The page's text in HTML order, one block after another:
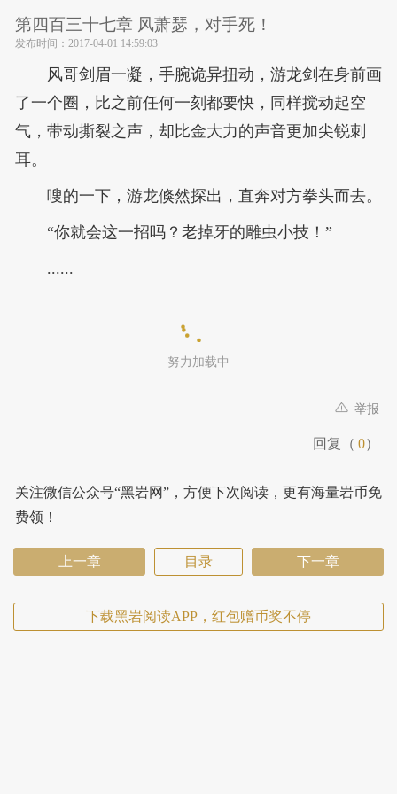
第四百三十七章 风萧瑟，对手死！
发布时间： 2017-04-01 14:59:03
风哥剑眉一凝，手腕诡异扭动，游龙剑在身前画
了一个圈，比之前任何一刻都要快，同样搅动起空
气，带动撕裂之声，却比金大力的声音更加尖锐刺
耳。
嗖的一下，游龙倏然探出，直奔对方拳头而去。
“你就会这一招吗？老掉牙的雕虫小技！”
......
努力加载中
举报
回复（ 0）
关注微信公众号“黑岩网”，方便下次阅读，更有海量岩币免
费领！
上一章 目录 下一章
下载黑岩阅读APP，红包赠币奖不停